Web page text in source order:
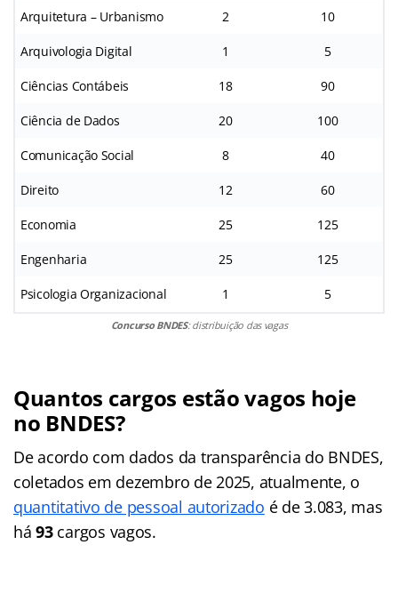
Arquitetura – Urbanismo 2 10
Arquivologia Digital 1 5
Ciências Contábeis 18 90
Ciência de Dados 20 100
Comunicação Social 8 40
Direito 12 60
Economia 25 125
Engenharia 25 125
Psicologia Organizacional 1 5
Concurso BNDES: distribuição das vagas
Quantos cargos estão vagos hoje
no BNDES?
De acordo com dados da transparência do BNDES,
coletados em dezembro de 2025, atualmente, o
quantitativo de pessoal autorizado é de 3.083, mas
há93 cargos vagos.